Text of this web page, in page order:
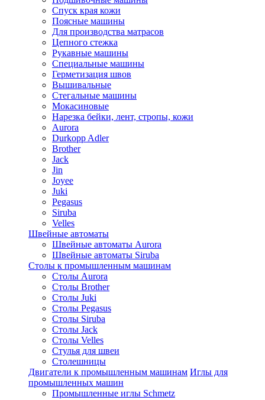
Спуск края кожи
Поясные машины
Для производства матрасов
Цепного стежка
Рукавные машины
Специальные машины
Герметизация швов
Вышивальные
Стегальные машины
Мокасиновые
Нарезка бейки, лент, стропы, кожи
Aurora
Durkopp Adler
Brother
Jack
Jin
Joyee
Juki
Pegasus
Siruba
Velles
Швейные автоматы
Швейные автоматы Aurora
Швейные автоматы Siruba
Столы к промышленным машинам
Столы Aurora
Столы Brother
Столы Juki
Столы Pegasus
Столы Siruba
Столы Jack
Столы Velles
Стулья для швеи
Столешницы
Двигатели к промышленным машинам Иглы для
промышленных машин
Промышленные иглы Schmetz